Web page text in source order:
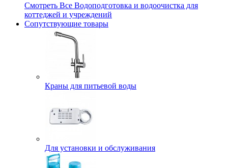
Смотреть Все Водоподготовка и водоочистка для
коттеджей и учреждений
Сопутствующие товары
Краны для питьевой воды
Для установки и обслуживания